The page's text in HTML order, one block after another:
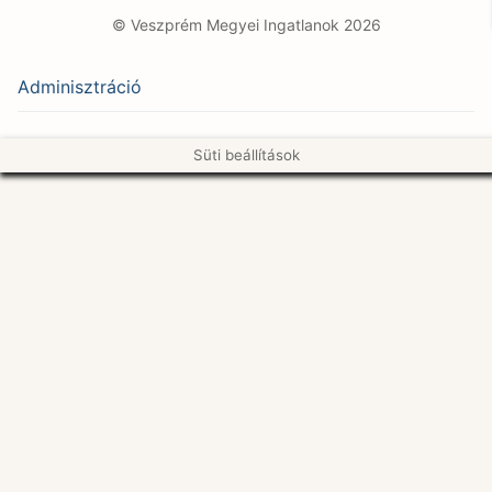
© Veszprém Megyei Ingatlanok 2026
Adminisztráció
Süti beállítások